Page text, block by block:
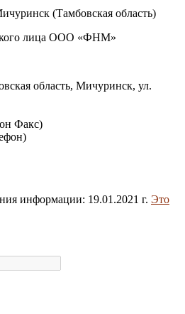
(Тамбовская область)
лица ООО «ФНМ»
область, Мичуринск, ул.
Факс)
информации: 19.01.2021 г. Это